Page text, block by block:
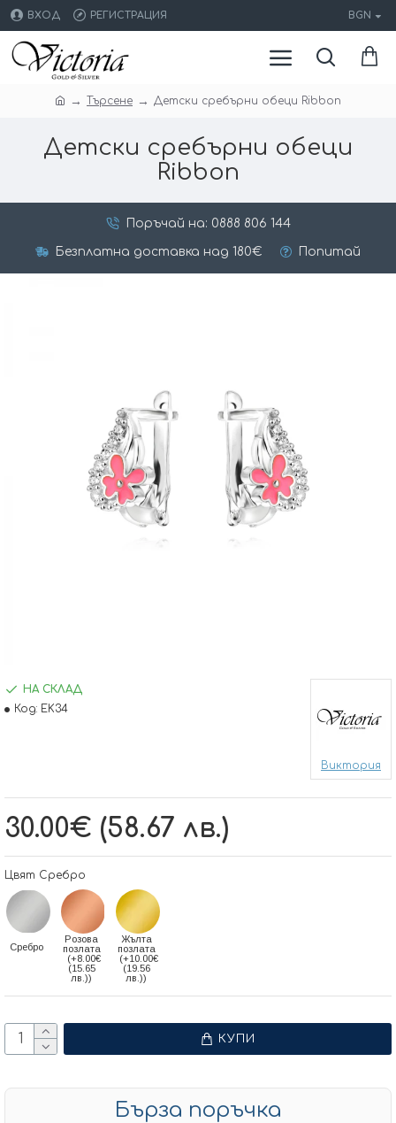
ВХОД РЕГИСТРАЦИЯ BGN
Търсене Детски сребърни обеци Ribbon
Детски сребърни обеци
Ribbon
Поръчай на: 0888 806 144
Безплатна доставка над 180€ Попитай
30.00€ (58.67 лв.)
НА СКЛАД
Код: EK34
Виктория
Цвят Сребро
Сребро
Розова
позлата
(+8.00€
(15.65
лв.))
Жълта
позлата
(+10.00€
(19.56
лв.))
КУПИ
Бърза поръчка